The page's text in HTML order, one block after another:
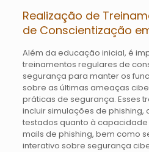
Realização de
de Conscientização
Além da educação inicial, é
treinamentos regulares de
segurança para manter os
sobre as últimas ameaças
práticas de segurança. Esses
incluir simulações de phishing,
testados quanto à
mails de phishing, bem como
interativo sobre segurança